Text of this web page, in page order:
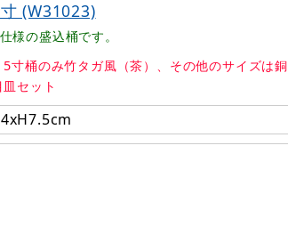
(W31023)
様の盛込桶です。
寸桶のみ竹タガ風（茶）、その他のサイズは銅
セット